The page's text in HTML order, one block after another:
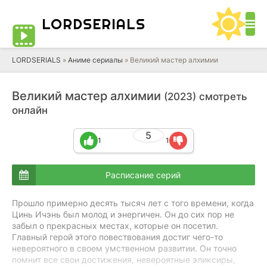
LORDSERIALS
LORDSERIALS » Аниме сериалы » Великий мастер алхимии
Великий мастер алхимии (2023) смотреть
онлайн
5
1 1
Расписание серий
Прошло примерно десять тысяч лет с того времени, когда
Цинь Ичэнь был молод и энергичен. Он до сих пор не
забыл о прекрасных местах, которые он посетил.
Главный герой этого повествования достиг чего-то
невероятного в своем умственном развитии. Он точно
помнит все свои достижения, невероятные эликсиры,